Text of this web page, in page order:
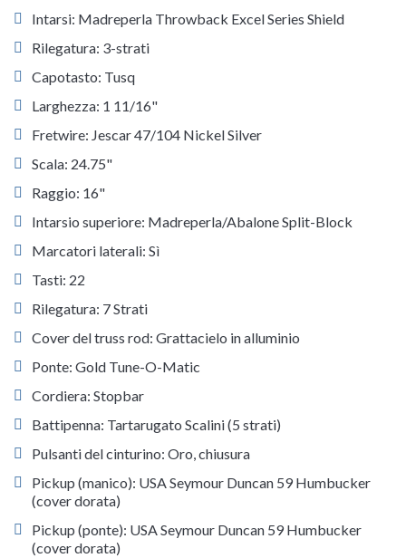
Intarsi: Madreperla Throwback Excel Series Shield
Rilegatura: 3-strati
Capotasto: Tusq
Larghezza: 1 11/16"
Fretwire: Jescar 47/104 Nickel Silver
Scala: 24.75"
Raggio: 16"
Intarsio superiore: Madreperla/Abalone Split-Block
Marcatori laterali: Sì
Tasti: 22
Rilegatura: 7 Strati
Cover del truss rod: Grattacielo in alluminio
Ponte: Gold Tune-O-Matic
Cordiera: Stopbar
Battipenna: Tartarugato Scalini (5 strati)
Pulsanti del cinturino: Oro, chiusura
Pickup (manico): USA Seymour Duncan 59 Humbucker
(cover dorata)
Pickup (ponte): USA Seymour Duncan 59 Humbucker
(cover dorata)